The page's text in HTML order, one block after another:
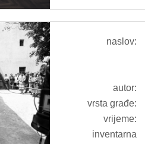
naslov:
autor:
vrsta građe:
vrijeme:
inventarna